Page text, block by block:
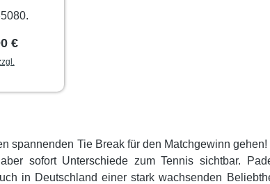
Preis:
€
spannenden Tie Break für den Matchgewinn
sofort Unterschiede zum Tennis sichtbar.
in Deutschland einer stark wachsenden